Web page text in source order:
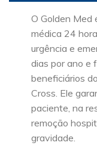
O Golden Med
médica 24
urgência e
dias por ano e
beneficiários
Cross. Ele
paciente, na
remoção
gravidade.